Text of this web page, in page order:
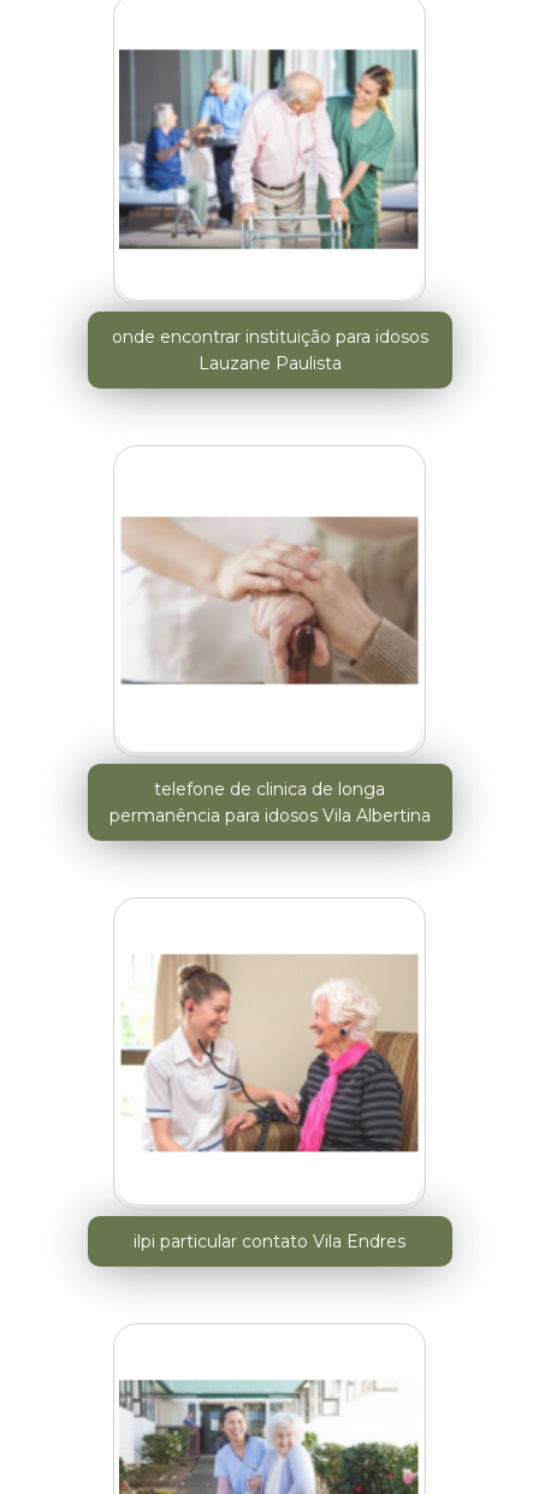
onde encontrar instituição para idosos
Lauzane Paulista
telefone de clinica de longa
permanência para idosos Vila Albertina
ilpi particular contato Vila Endres